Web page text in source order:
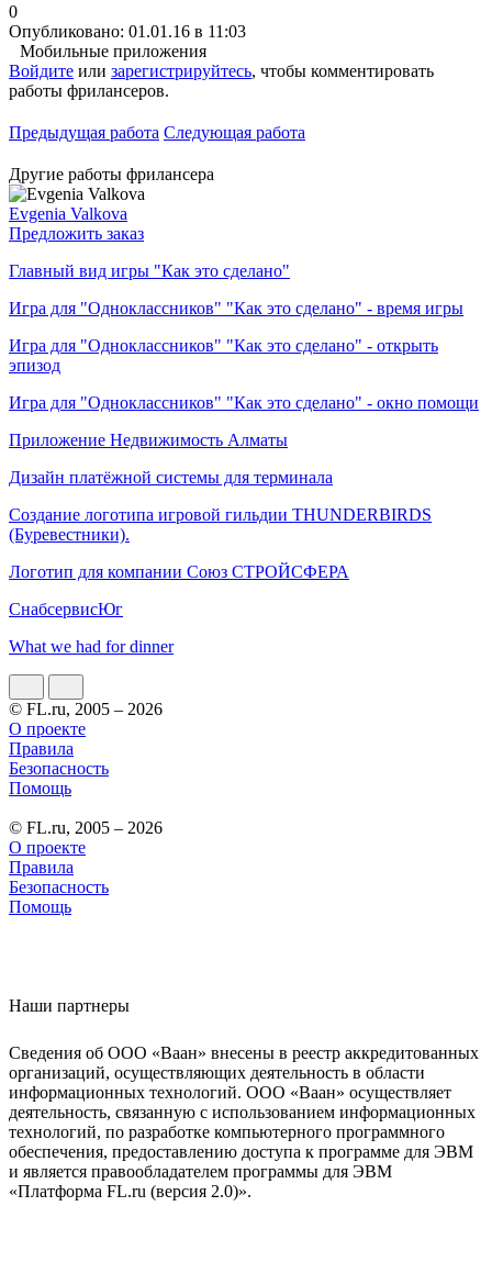
0
Опубликовано: 01.01.16 в 11:03
Мобильные приложения
Войдите или зарегистрируйтесь, чтобы комментировать
работы фрилансеров.
Предыдущая работа Следующая работа
Другие работы фрилансера
Evgenia Valkova
Предложить заказ
Главный вид игры "Как это сделано"
Игра для "Одноклассников" "Как это сделано" - время игры
Игра для "Одноклассников" "Как это сделано" - открыть
эпизод
Игра для "Одноклассников" "Как это сделано" - окно помощи
Приложение Недвижимость Алматы
Дизайн платёжной системы для терминала
Создание логотипа игровой гильдии THUNDERBIRDS
(Буревестники).
Логотип для компании Союз СТРОЙСФЕРА
СнабсервисЮг
What we had for dinner
© FL.ru, 2005 – 2026
О проекте
Правила
Безопасность
Помощь
© FL.ru, 2005 – 2026
О проекте
Правила
Безопасность
Помощь
Наши партнеры
Сведения об ООО «Ваан» внесены в реестр аккредитованных
организаций, осуществляющих деятельность в области
информационных технологий. ООО «Ваан» осуществляет
деятельность, связанную с использованием информационных
технологий, по разработке компьютерного программного
обеспечения, предоставлению доступа к программе для ЭВМ
и является правообладателем программы для ЭВМ
«Платформа FL.ru (версия 2.0)».